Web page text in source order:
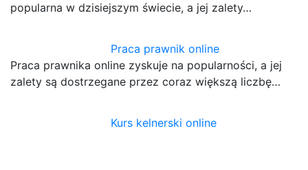
popularna w dzisiejszym świecie, a jej zalety…
Praca prawnik online
Praca prawnika online zyskuje na popularności, a jej
zalety są dostrzegane przez coraz większą liczbę…
Kurs kelnerski online